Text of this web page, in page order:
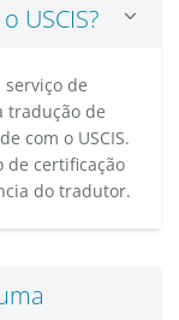
USCIS?
de
tradução de
com o USCIS.
de certificação
do tradutor.